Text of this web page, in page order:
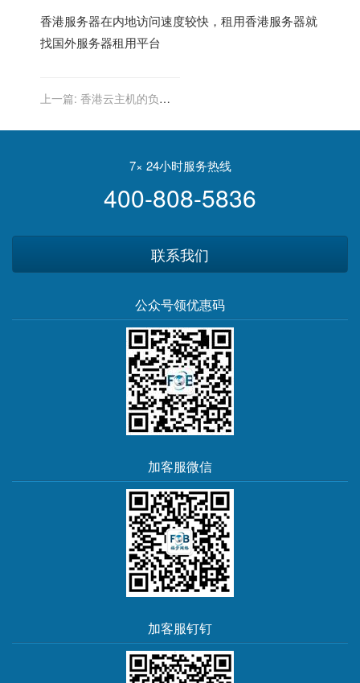
香港服务器在内地访问速度较快，租用香港服务器就
找国外服务器租用平台
上一篇: 香港云主机的负载
7× 24小时服务热线
400-808-5836
联系我们
公众号领优惠码
加客服微信
加客服钉钉